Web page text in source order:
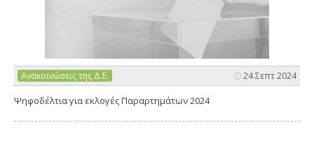
Ανακοινώσεις της Δ.Ε. 24 Σεπτ 2024
Ψηφοδέλτια για εκλογές Παραρτημάτων 2024